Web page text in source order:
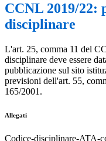
CCNL 2019/22:
disciplinare
L'art. 25, comma 11 del
disciplinare deve essere
pubblicazione sul sito
previsioni dell'art. 55,
165/2001.
Allegati
Codice-disciplinare-ATA-